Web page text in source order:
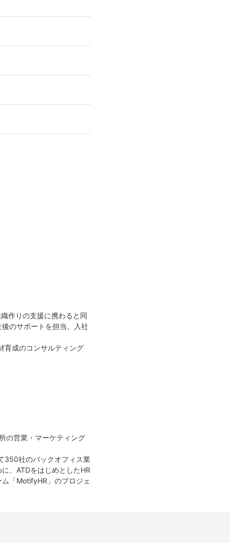
作りの支援に携わると同
のサポートを担当。入社
育成のコンサルティング
の営業・マーケティング
350社のバックオフィス業
、ATDをはじめとしたHR
「MotifyHR」のプロジェ